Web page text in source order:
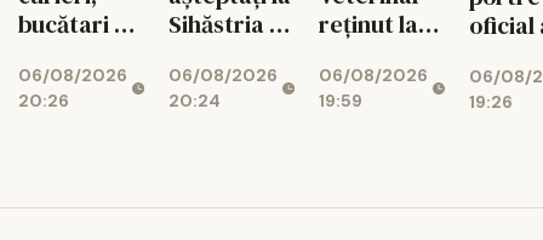
bucătari și
06/08/2026
20:26
Sihăstria și
06/08/2026
20:24
reținut la
06/08/2026
19:59
oficial
06/08/
19:26